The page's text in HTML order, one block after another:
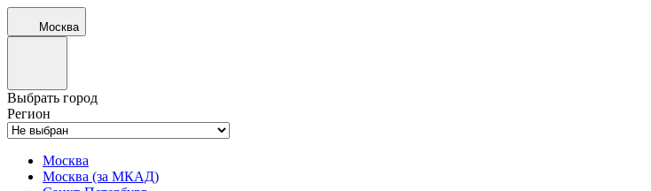
Москва
Выбрать город
Регион
Москва
Москва (за МКАД)